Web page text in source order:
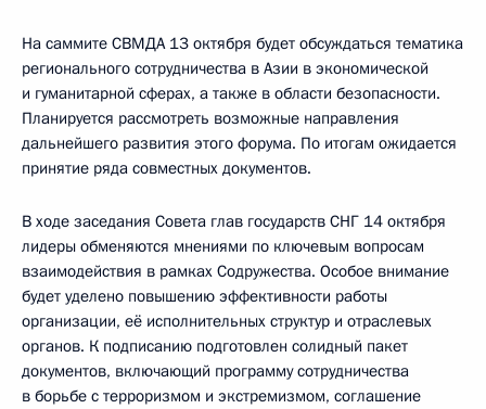
На саммите СВМДА 13 октября будет обсуждаться тематика
регионального сотрудничества в Азии в экономической
и гуманитарной сферах, а также в области безопасности.
Планируется рассмотреть возможные направления
дальнейшего развития этого форума. По итогам ожидается
принятие ряда совместных документов.
В ходе заседания Совета глав государств СНГ 14 октября
лидеры обменяются мнениями по ключевым вопросам
взаимодействия в рамках Содружества. Особое внимание
будет уделено повышению эффективности работы
организации, её исполнительных структур и отраслевых
органов. К подписанию подготовлен солидный пакет
документов, включающий программу сотрудничества
в борьбе с терроризмом и экстремизмом, соглашение